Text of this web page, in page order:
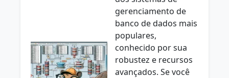
gerenciamento de
banco de dados mais
populares,
conhecido por sua
robustez e recursos
avançados. Se você